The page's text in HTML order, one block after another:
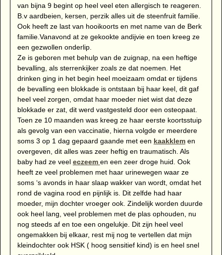
van bijna 9 begint op heel veel eten allergisch te reageren.
B.v aardbeien, kersen, perzik alles uit de steenfruit familie.
Ook heeft ze last van hooikoorts en met name van de Berk
familie.Vanavond at ze gekookte andijvie en toen kreeg ze
een gezwollen onderlip.
Ze is geboren met behulp van de zuignap, na een heftige
bevalling, als sterrenkijker zoals ze dat noemen. Het
drinken ging in het begin heel moeizaam omdat er tijdens
de bevalling een blokkade is ontstaan bij haar keel, dit gaf
heel veel zorgen, omdat haar moeder niet wist dat deze
blokkade er zat, dit werd vastgesteld door een osteopaat.
Toen ze 10 maanden was kreeg ze haar eerste koortsstuip
als gevolg van een vaccinatie, hierna volgde er meerdere
soms 3 op 1 dag gepaard gaande met een kaakklemen
overgeven, dit alles was zeer heftig en traumatisch. Als
baby had ze veel eczeem en een zeer droge huid. Ook
heeft ze veel problemen met haar urinewegen waar ze
soms ‘s avonds in haar slaap wakker van wordt, omdat het
rond de vagina rood en pijnlijk is. Dit zelfde had haar
moeder, mijn dochter vroeger ook. Zindelijk worden duurde
ook heel lang, veel problemen met de plas ophouden, nu
nog steeds af en toe een ongelukje. Dit zijn heel veel
ongemakken bij elkaar, rest mij nog te vertellen dat mijn
kleindochter ook HSK ( hoog sensitief kind) is en heel snel